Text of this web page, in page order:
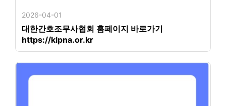
2026-04-01
대한간호조무사협회 홈페이지 바로가기
https://klpna.or.kr